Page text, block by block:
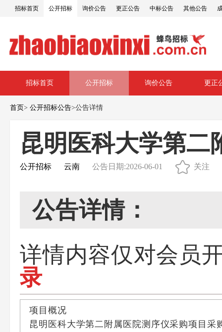
招标首页 公开招标 询价公告 更正公告 中标公告 其他公告
招标首页 公开招标 询价公告 更正
首页> 公开招标公告>公告详情
昆明医科大学第二
公开招标 云南 公告日期:2026-06-01 关注
公告详情：
详情内容仅对会员
录
项目概况
昆明医科大学第二附属医院测序仪采购项目采